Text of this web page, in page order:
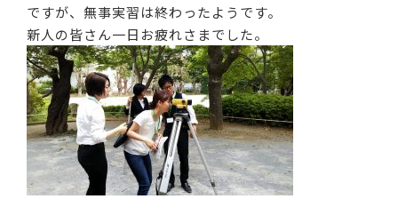
ですが、無事実習は終わったようです。
新人の皆さん一日お疲れさまでした。